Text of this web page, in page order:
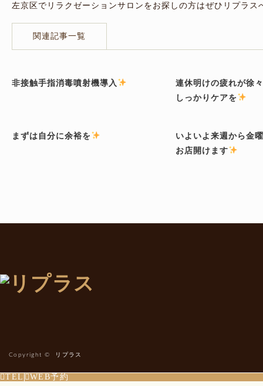
左京区でリラクゼーションサロンをお探しの方はぜひリプラス
関連記事一覧
非接触手指消毒噴射機導入
連休明けの疲れが徐
しっかりケアを
まずは自分に余裕を
いよいよ来週から金
お店開けます
Copyright © リプラス
TEL WEB予約